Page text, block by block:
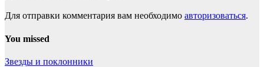
Для отправки комментария вам необходимо авторизоваться.
You missed
Звезды и поклонники